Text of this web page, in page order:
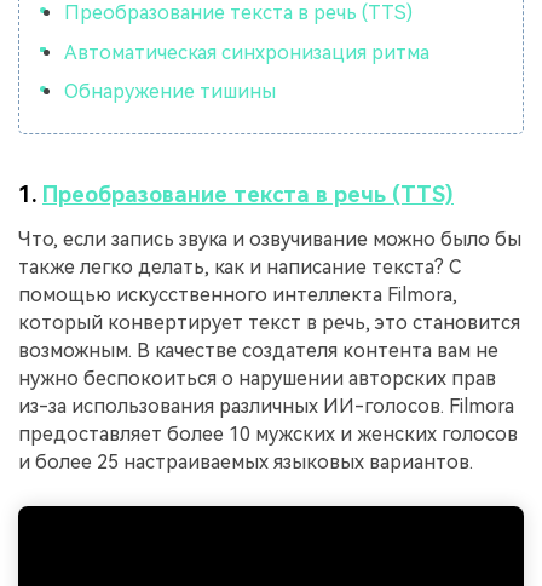
Преобразование текста в речь (TTS)
Автоматическая синхронизация ритма
Обнаружение тишины
1. Преобразование текста в речь (TTS)
Что, если запись звука и озвучивание можно было бы
также легко делать, как и написание текста? С
помощью искусственного интеллекта Filmora,
который конвертирует текст в речь, это становится
возможным. В качестве создателя контента вам не
нужно беспокоиться о нарушении авторских прав
из-за использования различных ИИ-голосов. Filmora
предоставляет более 10 мужских и женских голосов
и более 25 настраиваемых языковых вариантов.